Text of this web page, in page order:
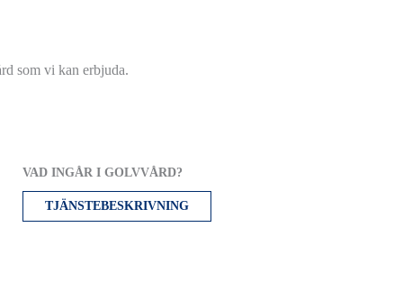
som vi kan erbjuda.
VAD INGÅR I GOLVVÅRD?
TJÄNSTEBESKRIVNING